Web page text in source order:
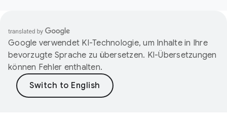
Google verwendet KI-Technologie, um Inhalte in Ihre
bevorzugte Sprache zu übersetzen. KI-Übersetzungen
können Fehler enthalten.